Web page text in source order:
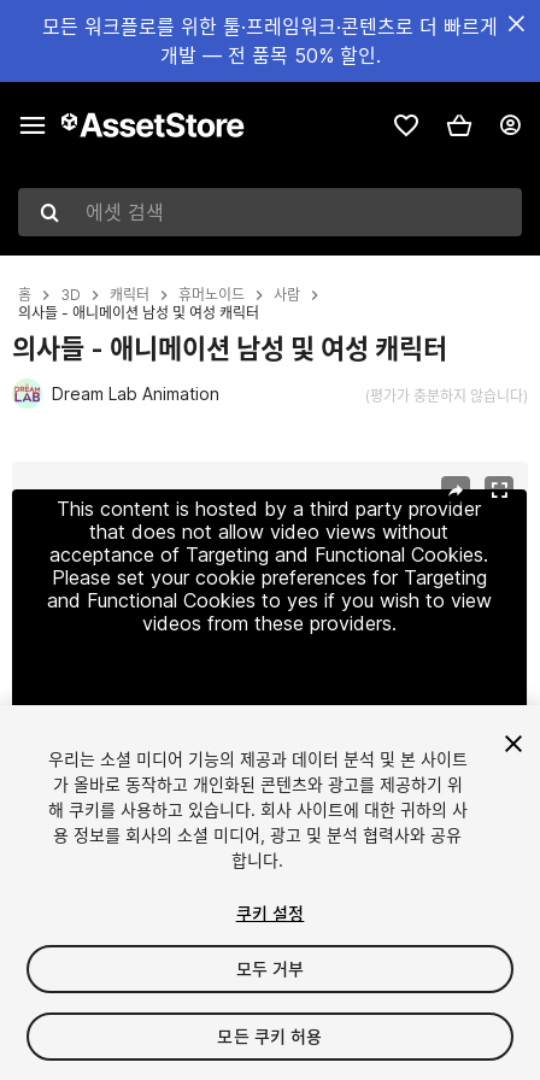
모든 워크플로를 위한 툴·프레임워크·콘텐츠로 더 빠르게
개발 — 전 품목 50% 할인.
에셋 검색
홈 3D 캐릭터 휴머노이드
사람
의사들 - 애니메이션 남성 및 여성 캐릭터
의사들 - 애니메이션 남성 및 여성 캐릭터
Dream Lab Animation (평가가 충분하지 않습니다)
This content is hosted by a third party provider
that does not allow video views without
acceptance of Targeting and Functional Cookies.
Please set your cookie preferences for Targeting
and Functional Cookies to yes if you wish to view
videos from these providers.
1/9
$15.99
세금/부가세는 결제 시 반영됩니다.
우리는 소셜 미디어 기능의 제공과 데이터 분석 및 본 사이트
가 올바로 동작하고 개인화된 콘텐츠와 광고를 제공하기 위
해 쿠키를 사용하고 있습니다. 회사 사이트에 대한 귀하의 사
용 정보를 회사의 소셜 미디어, 광고 및 분석 협력사와 공유
합니다.
쿠키 설정
모두 거부
모든 쿠키 허용